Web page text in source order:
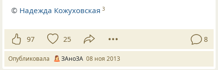
© Надежда Кожуховская 3
97 25 8
Опубликовала ЗАноЗА 08 ноя 2013